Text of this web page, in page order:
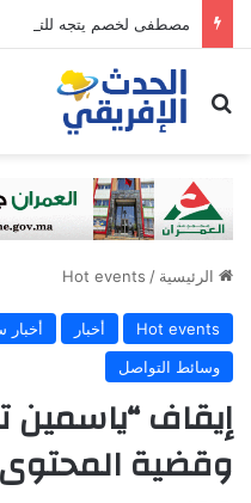
مصطفى لخصم يتجه للترشح
ابحث عن
الرئيسية /
Hot events
Hot events أخبار أخبار
وسائط التواصل
إيقاف “ياسمين
وقضية